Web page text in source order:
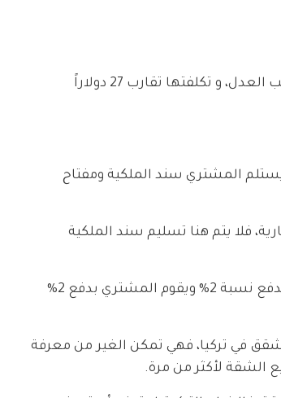
تقديم نسخة عن جواز السفر، ويجب أن تكون مترجمة للغة التركية ومصدقة من قبل كاتب العدل، و تكلفتها تقارب 27 دولاراً
المشتري سند الملكية ومفتاح
فلا يتم هنا تسليم سند الملكية
دفع ضريبة تملّك عقار في تركيا وهي تبلغ تقريباً 4% من قيمة العقار، بحيث يقوم البائع بدفع نسبة 2% ويقوم المشتري بدفع 2%
في تركيا، فهي تمكن الغير من معرفة
الشقة لأكثر من مرة.